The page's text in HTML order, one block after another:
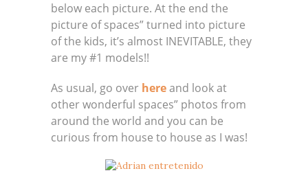
below each picture. At the end the
picture of spaces” turned into picture
of the kids, it’s almost INEVITABLE, they
are my #1 models!!
As usual, go over hereand look at
other wonderful spaces” photos from
around the world and you can be
curious from house to house as I was!